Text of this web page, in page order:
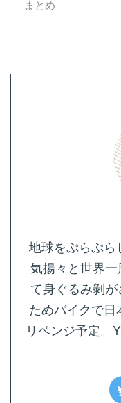
まとめ
地球をぷらぷら
気揚々と世界
て身ぐるみ剝
ためバイクで日
リベンジ予定。